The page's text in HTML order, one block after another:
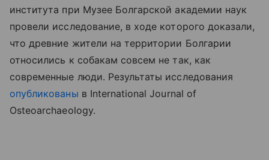
института при Музее Болгарской академии наук
провели исследование, в ходе которого доказали,
что древние жители на территории Болгарии
относились к собакам совсем не так, как
современные люди. Результаты исследования
опубликованы в International Journal of
Osteoarchaeology.